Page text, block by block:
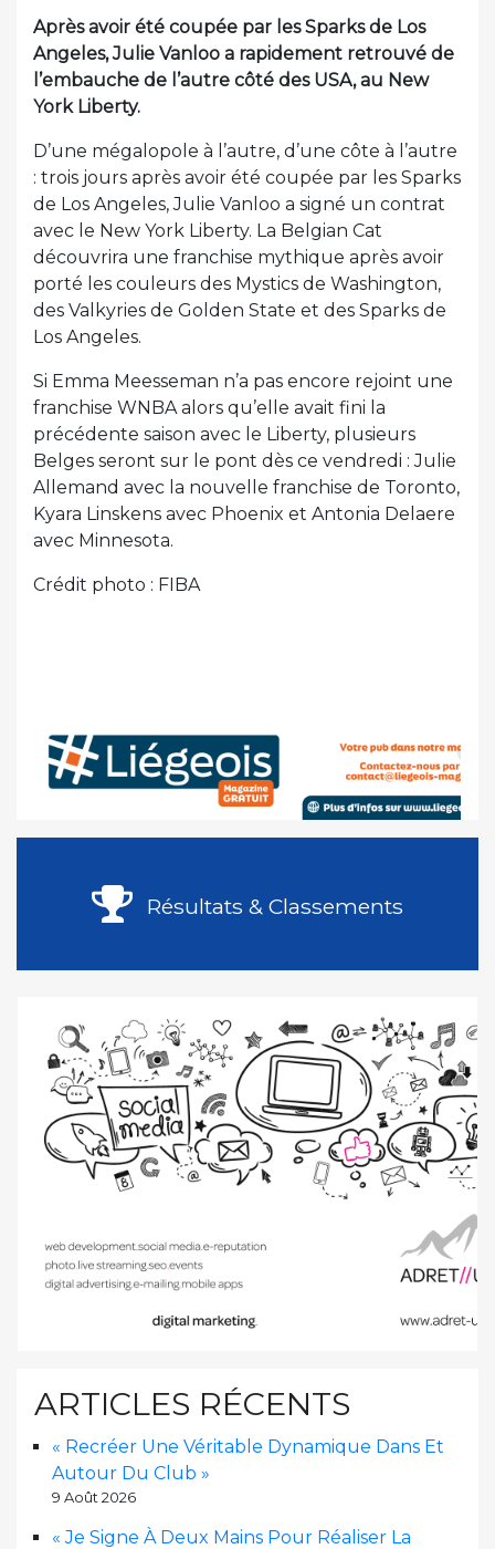
Après avoir été coupée par les Sparks de Los
Angeles, Julie Vanloo a rapidement retrouvé de
l’embauche de l’autre côté des USA, au New
York Liberty.
D’une mégalopole à l’autre, d’une côte à l’autre
: trois jours après avoir été coupée par les Sparks
de Los Angeles, Julie Vanloo a signé un contrat
avec le New York Liberty. La Belgian Cat
découvrira une franchise mythique après avoir
porté les couleurs des Mystics de Washington,
des Valkyries de Golden State et des Sparks de
Los Angeles.
Si Emma Meesseman n’a pas encore rejoint une
franchise WNBA alors qu’elle avait fini la
précédente saison avec le Liberty, plusieurs
Belges seront sur le pont dès ce vendredi : Julie
Allemand avec la nouvelle franchise de Toronto,
Kyara Linskens avec Phoenix et Antonia Delaere
avec Minnesota.
Crédit photo : FIBA
Résultats & Classements
ARTICLES RÉCENTS
« Recréer Une Véritable Dynamique Dans Et
Autour Du Club »
9 Août 2026
« Je Signe À Deux Mains Pour Réaliser La